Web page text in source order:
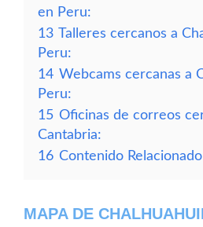
en Peru:
13 Talleres cercanos a
Peru:
14 Webcams cercanas a
Peru:
15 Oficinas de correos
Cantabria:
16 Contenido
MAPA DE